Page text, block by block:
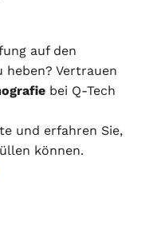
auf den
heben? Vertrauen
bei Q-Tech
und erfahren Sie,
können.